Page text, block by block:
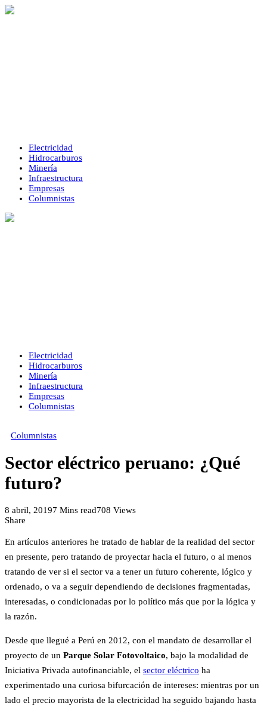
Electricidad
Hidrocarburos
Minería
Infraestructura
Empresas
Columnistas
Electricidad
Hidrocarburos
Minería
Infraestructura
Empresas
Columnistas
Columnistas
Sector eléctrico peruano: ¿Qué
futuro?
8 abril, 20197 Mins read708 Views
Share
En artículos anteriores he tratado de hablar de la realidad del sector
en presente, pero tratando de proyectar hacia el futuro, o al menos
tratando de ver si el sector va a tener un futuro coherente, lógico y
ordenado, o va a seguir dependiendo de decisiones fragmentadas,
interesadas, o condicionadas por lo político más que por la lógica y
la razón.
Desde que llegué a Perú en 2012, con el mandato de desarrollar el
proyecto de un Parque Solar Fotovoltaico, bajo la modalidad de
Iniciativa Privada autofinanciable, el sector eléctrico ha
experimentado una curiosa bifurcación de intereses: mientras por un
lado el precio mayorista de la electricidad ha seguido bajando hasta